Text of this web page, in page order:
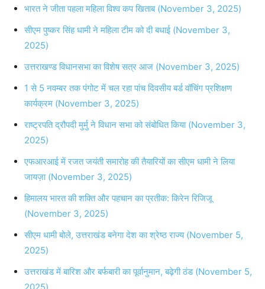
भारत ने जीता पहला महिला विश्व कप खिताब (November 3, 2025)
सीएम पुष्कर सिंह धामी ने महिला टीम को दी बधाई (November 3,
2025)
उत्तराखण्ड विधानसभा का विशेष सत्र आज (November 3, 2025)
1 से 5 नवम्बर तक पंगोट में चल रहा पांच दिवसीय बर्ड वॉचिंग प्रशिक्षण
कार्यक्रम (November 3, 2025)
राष्ट्रपति द्रौपदी मुर्मु ने विधान सभा को संबोधित किया (November 3,
2025)
एफआरआई में रजत जयंती समारोह की तैयारियों का सीएम धामी ने लिया
जायज़ा (November 3, 2025)
हिमालय भारत की शक्ति और पहचान का प्रतीक: किरेन रिजिजू
(November 3, 2025)
सीएम धामी बोले, उत्तराखंड बनेगा देश का श्रेष्ठ राज्य (November 5,
2025)
उत्तराखंड में बारिश और बर्फबारी का पूर्वानुमान, बढ़ेगी ठंड (November 5,